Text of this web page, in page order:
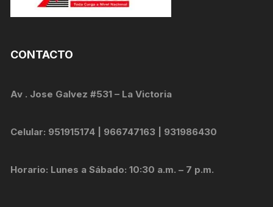
CONTACTO
Av . Jose Galvez #531 – La Victoria
Celular: 951915174 | 966747163 | 931986430
Horario: Lunes a Sábado: 10:30 a.m. – 7 p.m.